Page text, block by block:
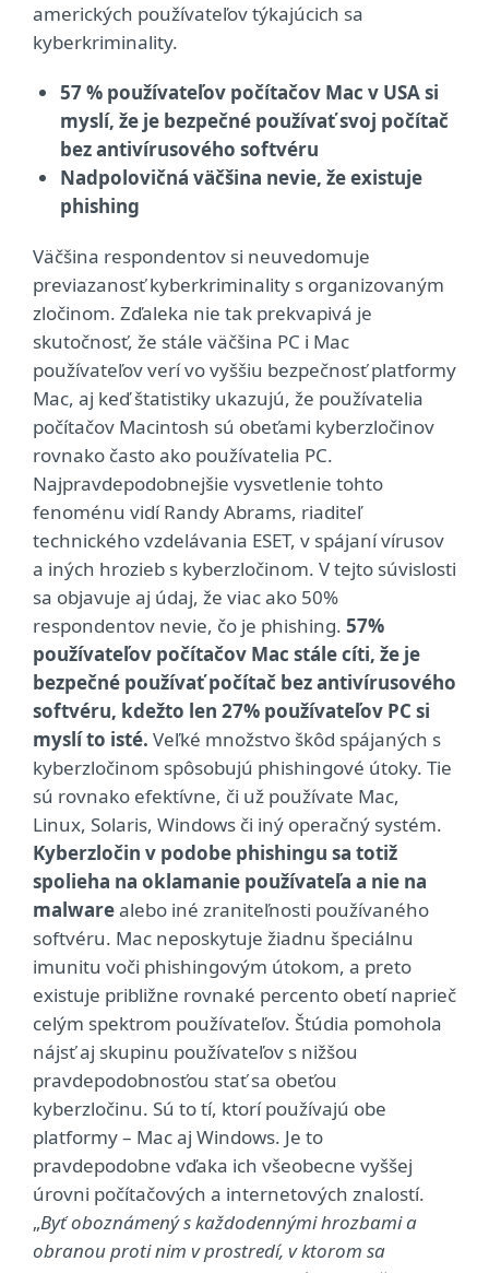
amerických používateľov týkajúcich sa
kyberkriminality.
57 % používateľov počítačov Mac v USA si
myslí, že je bezpečné používať svoj počítač
bez antivírusového softvéru
Nadpolovičná väčšina nevie, že existuje
phishing
Väčšina respondentov si neuvedomuje
previazanosť kyberkriminality s organizovaným
zločinom. Zďaleka nie tak prekvapivá je
skutočnosť, že stále väčšina PC i Mac
používateľov verí vo vyššiu bezpečnosť platformy
Mac, aj keď štatistiky ukazujú, že používatelia
počítačov Macintosh sú obeťami kyberzločinov
rovnako často ako používatelia PC.
Najpravdepodobnejšie vysvetlenie tohto
fenoménu vidí Randy Abrams, riaditeľ
technického vzdelávania ESET, v spájaní vírusov
a iných hrozieb s kyberzločinom. V tejto súvislosti
sa objavuje aj údaj, že viac ako 50%
respondentov nevie, čo je phishing. 57%
používateľov počítačov Mac stále cíti, že je
bezpečné používať počítač bez antivírusového
softvéru, kdežto len 27% používateľov PC si
myslí to isté. Veľké množstvo škôd spájaných s
kyberzločinom spôsobujú phishingové útoky. Tie
sú rovnako efektívne, či už používate Mac,
Linux, Solaris, Windows či iný operačný systém.
Kyberzločin v podobe phishingu sa totiž
spolieha na oklamanie používateľa a nie na
malwarealebo iné zraniteľnosti používaného
softvéru. Mac neposkytuje žiadnu špeciálnu
imunitu voči phishingovým útokom, a preto
existuje približne rovnaké percento obetí naprieč
celým spektrom používateľov. Štúdia pomohola
nájsť aj skupinu používateľov s nižšou
pravdepodobnosťou stať sa obeťou
kyberzločinu. Sú to tí, ktorí používajú obe
platformy – Mac aj Windows. Je to
pravdepodobne vďaka ich všeobecne vyššej
úrovni počítačových a internetových znalostí.
„Byť oboznámený s každodennými hrozbami a
obranou proti nim v prostredí, v ktorom sa